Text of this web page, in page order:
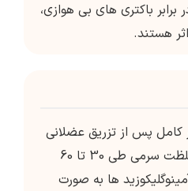
برابر باکتری های بی هوازی،
هستند.
پس از تزریق عضلانی
جذب می شود، حداکثر غلظت سرمی طی 30 تا 60
ها به صورت